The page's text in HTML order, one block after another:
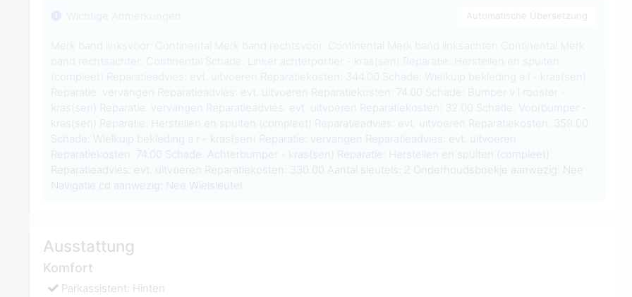
Automatische Übersetzung
Merk band linksvoor: Continental Merk band rechtsvoor: Continental Merk band linksachter: Continental Merk
band rechtsachter: Continental Schade: Linker achterportier - kras(sen) Reparatie: Herstellen en spuiten
(compleet) Reparatieadvies: evt. uitvoeren Reparatiekosten: 344.00 Schade: Wielkuip bekleding a l - kras(sen)
Reparatie: vervangen Reparatieadvies: evt. uitvoeren Reparatiekosten: 74.00 Schade: Bumper v l rooster -
kras(sen) Reparatie: vervangen Reparatieadvies: evt. uitvoeren Reparatiekosten: 32.00 Schade: Voorbumper -
kras(sen) Reparatie: Herstellen en spuiten (compleet) Reparatieadvies: evt. uitvoeren Reparatiekosten: 359.00
Schade: Wielkuip bekleding a r - kras(sen) Reparatie: vervangen Reparatieadvies: evt. uitvoeren
Reparatiekosten: 74.00 Schade: Achterbumper - kras(sen) Reparatie: Herstellen en spuiten (compleet)
Reparatieadvies: evt. uitvoeren Reparatiekosten: 330.00 Aantal sleutels: 2 Onderhoudsboekje aanwezig: Nee
Navigatie cd aanwezig: Nee Wielsleutel
Ausstattung
Komfort
Parkassistent: Hinten